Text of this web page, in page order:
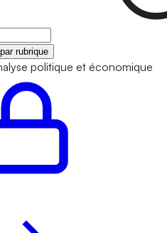
rubrique
politique et économique